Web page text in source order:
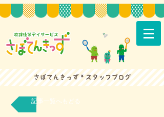
記事一覧へもどる